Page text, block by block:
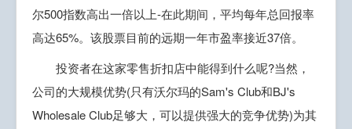
尔500指数高出一倍以上-在此期间，平均每年总回报率
高达65%。该股票目前的远期一年市盈率接近37倍。
投资者在这家零售折扣店中能得到什么呢?当然，
公司的大规模优势(只有沃尔玛的Sam's Club和BJ's
Wholesale Club足够大，可以提供强大的竞争优势)为其